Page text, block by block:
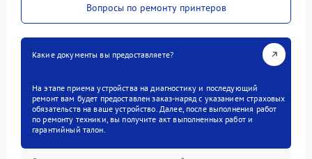
Вопросы по ремонту принтеров
Какие документы вы предоставляете?
На этапе приема устройства на диагностику и последующий
ремонт вам будет предоставлен заказ-наряд с указанием страховых
обязательств на ваше устройство. Далее, после выполнения работ
по ремонту техники, вы получите акт выполненных работ и
гарантийный талон.